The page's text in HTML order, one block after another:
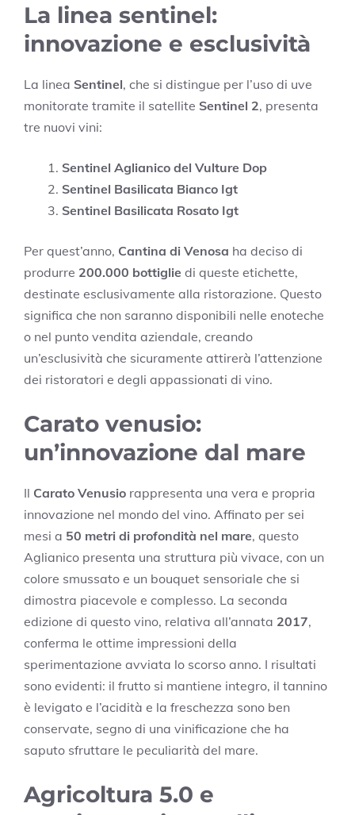
La linea sentinel:
innovazione e esclusività
La linea Sentinel, che si distingue per l’uso di uve
monitorate tramite il satellite Sentinel 2, presenta
tre nuovi vini:
Sentinel Aglianico del Vulture Dop
Sentinel Basilicata Bianco Igt
Sentinel Basilicata Rosato Igt
Per quest’anno, Cantina di Venosa ha deciso di
produrre 200.000 bottiglie di queste etichette,
destinate esclusivamente alla ristorazione. Questo
significa che non saranno disponibili nelle enoteche
o nel punto vendita aziendale, creando
un’esclusività che sicuramente attirerà l’attenzione
dei ristoratori e degli appassionati di vino.
Carato venusio:
un’innovazione dal mare
Il Carato Venusio rappresenta una vera e propria
innovazione nel mondo del vino. Affinato per sei
mesi a 50 metri di profondità nel mare, questo
Aglianico presenta una struttura più vivace, con un
colore smussato e un bouquet sensoriale che si
dimostra piacevole e complesso. La seconda
edizione di questo vino, relativa all’annata 2017,
conferma le ottime impressioni della
sperimentazione avviata lo scorso anno. I risultati
sono evidenti: il frutto si mantiene integro, il tannino
è levigato e l’acidità e la freschezza sono ben
conservate, segno di una vinificazione che ha
saputo sfruttare le peculiarità del mare.
Agricoltura 5.0 e